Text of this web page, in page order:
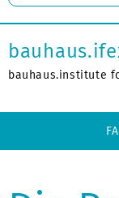
bauhaus.institute